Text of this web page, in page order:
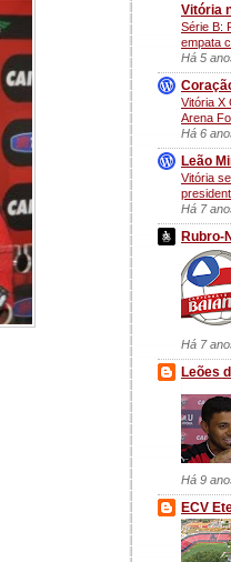
Vitória
Série B:
empata
Há 5
Vitória X
Arena
Há 6
Leão
Vitória
Há 7
Rubro-
Há 7
Leões
Há 9
ECV